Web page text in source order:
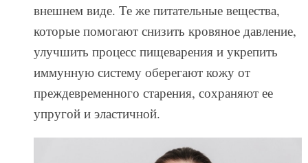
внешнем виде. Те же питательные вещества,
которые помогают снизить кровяное давление,
улучшить процесс пищеварения и укрепить
иммунную систему оберегают кожу от
преждевременного старения, сохраняют ее
упругой и эластичной.